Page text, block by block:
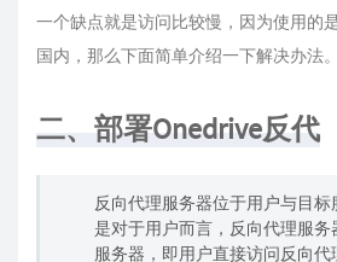
一个缺点就是访问比较慢，因为使用的
国内，那么下面简单介绍一下解决办法。
二、部署Onedrive反代
反向代理服务器位于用户与目标
是对于用户而言，反向代理服
服务器，即用户直接访问反向代